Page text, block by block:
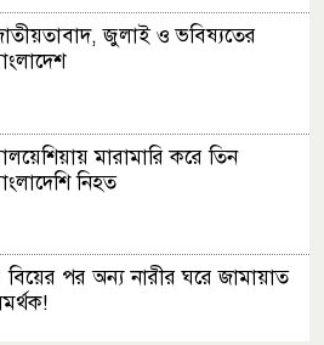
জুলাই ও ভবিষ্যতের
মারামারি করে তিন
নিহত
বিয়ের পর অন্য নারীর ঘরে জামায়াত